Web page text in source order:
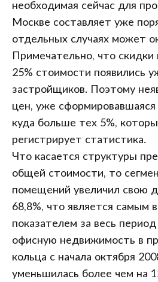
необходимая сейчас для
Москве составляет уже
отдельных случаях может
Примечательно, что скидки
25% стоимости появились
застройщиков. Поэтому
цен, уже сформировавшаяся
куда больше тех 5%,
регистрирует статистика.
Что касается структуры
общей стоимости, то
помещений увеличил свою
68,8%, что является самым
показателем за весь
офисную недвижимость в
кольца с начала октября
уменьшилась более чем на